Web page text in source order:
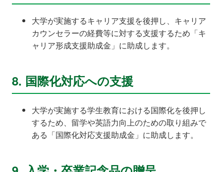
大学が実施するキャリア支援を後押し、キャリア
カウンセラーの経費等に対する支援するため「キ
ャリア形成支援助成金」に助成します。
8. 国際化対応への支援
大学が実施する学生教育における国際化を後押し
するため、留学や英語力向上のための取り組みで
ある「国際化対応支援助成金」に助成します。